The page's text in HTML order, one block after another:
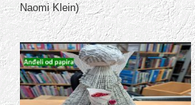
Naomi Klein)